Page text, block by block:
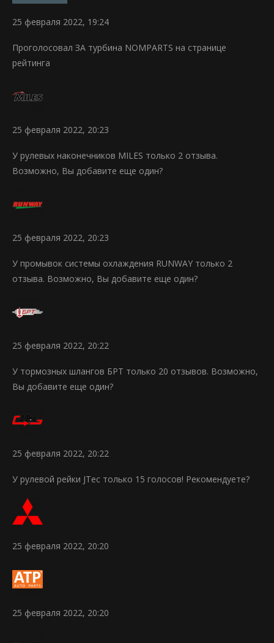
25 февраля 2022, 19:24
Проголосовал ЗА турбина NOMPARTS на странице
рейтинга
25 февраля 2022, 20:23
У рулевых наконечников MILES только 2 отзыва.
Возможно, Вы добавите еще один?
25 февраля 2022, 20:23
У промывок системы охлаждения RUNWAY только 2
отзыва. Возможно, Вы добавите еще один?
25 февраля 2022, 20:22
У тормозных шлангов БРТ только 20 отзывов. Возможно,
Вы добавите еще один?
25 февраля 2022, 20:22
У рулевой рейки JTec только 15 голосов! Рекомендуете?
25 февраля 2022, 20:20
25 февраля 2022, 20:20